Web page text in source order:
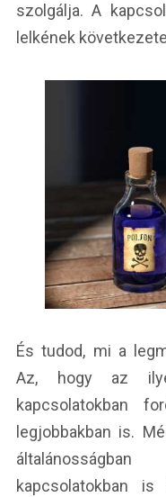
szolgálja. A
lelkének
És tudod, mi a
Az, hogy az
kapcsolatokban
legjobbakban is.
kapcsolatokban